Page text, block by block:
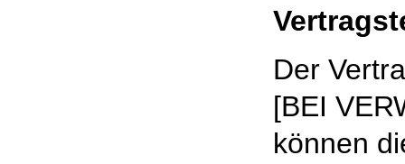
Der
[BEI
können